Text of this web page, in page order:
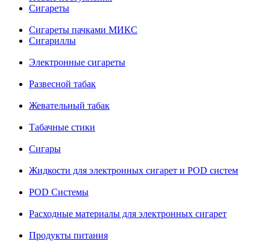
Сигареты
Сигареты пачками МИКС
Сигариллы
Электронные сигареты
Развесной табак
Жевательный табак
Табачные стики
Сигары
Жидкости для электронных сигарет и POD систем
POD Системы
Расходные материалы для электронных сигарет
Продукты питания